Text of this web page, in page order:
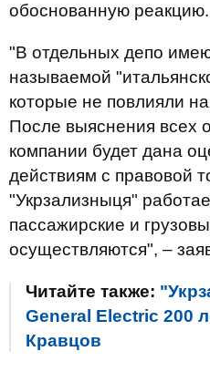
обоснованную реакцию.
"В отдельных депо
называемой
которые не повлияли
После выяснения всех
компании будет дана
действиям с правовой
"Укрзализныця"
пассажирские и
осуществляются", –
Читайте также:
General Electric 200
Кравцов